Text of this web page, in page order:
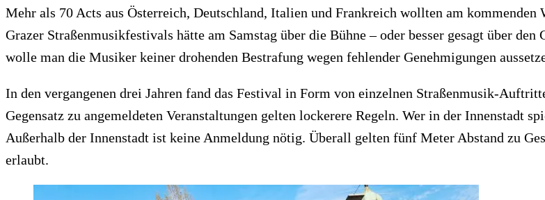
Mehr als 70 Acts aus Österreich, Deutschland, Italien und Frankreich wollten am kommenden
Grazer Straßenmusikfestivals hätte am Samstag über die Bühne – oder besser gesagt über
wolle man die Musiker keiner drohenden Bestrafung wegen fehlender Genehmigungen
In den vergangenen drei Jahren fand das Festival in Form von einzelnen Straßenmusik-
Gegensatz zu angemeldeten Veranstaltungen gelten lockerere Regeln. Wer in der Innenstadt
Außerhalb der Innenstadt ist keine Anmeldung nötig. Überall gelten fünf Meter Abstand zu
erlaubt.